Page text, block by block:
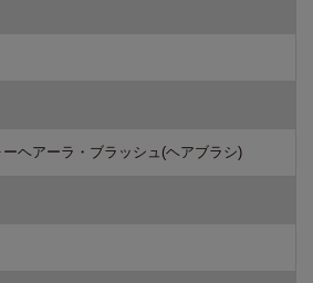
ヘアーラ・ブラッシュ(ヘアブラシ)